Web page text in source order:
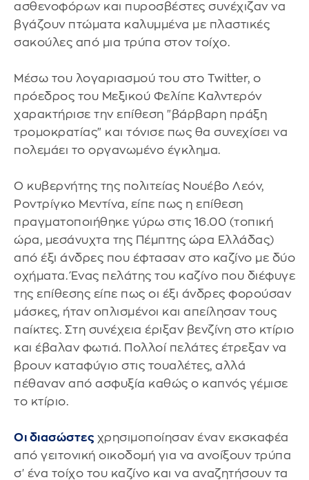
ασθενοφόρων και πυροσβέστες συνέχιζαν να
βγάζουν πτώματα καλυμμένα με πλαστικές
σακούλες από μια τρύπα στον τοίχο.
Μέσω του λογαριασμού του στο Twitter, ο
πρόεδρος του Μεξικού Φελίπε Καλντερόν
χαρακτήρισε την επίθεση "βάρβαρη πράξη
τρομοκρατίας" και τόνισε πως θα συνεχίσει να
πολεμάει το οργανωμένο έγκλημα.
Ο κυβερνήτης της πολιτείας Νουέβο Λεόν,
Ροντρίγκο Μεντίνα, είπε πως η επίθεση
πραγματοποιήθηκε γύρω στις 16.00 (τοπική
ώρα, μεσάνυχτα της Πέμπτης ώρα Ελλάδας)
από έξι άνδρες που έφτασαν στο καζίνο με δύο
οχήματα. Ένας πελάτης του καζίνο που διέφυγε
της επίθεσης είπε πως οι έξι άνδρες φορούσαν
μάσκες, ήταν οπλισμένοι και απείλησαν τους
παίκτες. Στη συνέχεια έριξαν βενζίνη στο κτίριο
και έβαλαν φωτιά. Πολλοί πελάτες έτρεξαν να
βρουν καταφύγιο στις τουαλέτες, αλλά
πέθαναν από ασφυξία καθώς ο καπνός γέμισε
το κτίριο.
Οι διασώστες χρησιμοποίησαν έναν εκσκαφέα
από γειτονική οικοδομή για να ανοίξουν τρύπα
σ' ένα τοίχο του καζίνο και να αναζητήσουν τα